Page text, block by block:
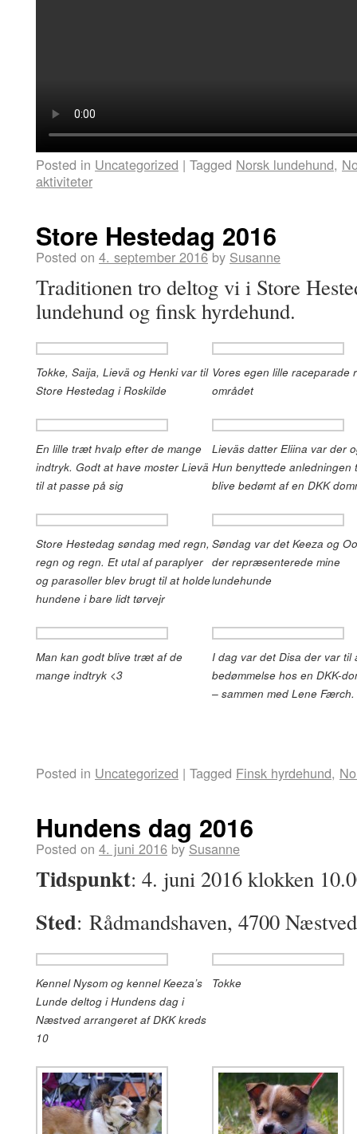
Posted in Uncategorized | Tagged Norsk lundehund,
aktiviteter
Store Hestedag 2016
Posted on 4. september 2016 by Susanne
Traditionen tro deltog vi i Store
lundehund og finsk hyrdehund.
Tokke, Saija, Lievä og Henki var til
Store Hestedag i Roskilde
Vores egen lille raceparade
området
En lille træt hvalp efter de mange
indtryk. Godt at have moster Lievä
til at passe på sig
Lieväs datter Eliina var der
Hun benyttede anledningen
blive bedømt af en DKK
Store Hestedag søndag med regn,
regn og regn. Et utal af paraplyer
og parasoller blev brugt til at holde
hundene i bare lidt tørvejr
Søndag var det Keeza og
der repræsenterede mine
lundehunde
Man kan godt blive træt af de
mange indtryk <3
I dag var det Disa der var til
bedømmelse hos en DKK-
– sammen med Lene Færch.
Posted in Uncategorized | Tagged Finsk hyrdehund,
Hundens dag 2016
Posted on 4. juni 2016 by Susanne
Tidspunkt: 4. juni 2016 klokken
Sted: Rådmandshaven, 4700 Næstved
Kennel Nysom og kennel Keeza’s
Lunde deltog i Hundens dag i
Næstved arrangeret af DKK kreds
10
Tokke